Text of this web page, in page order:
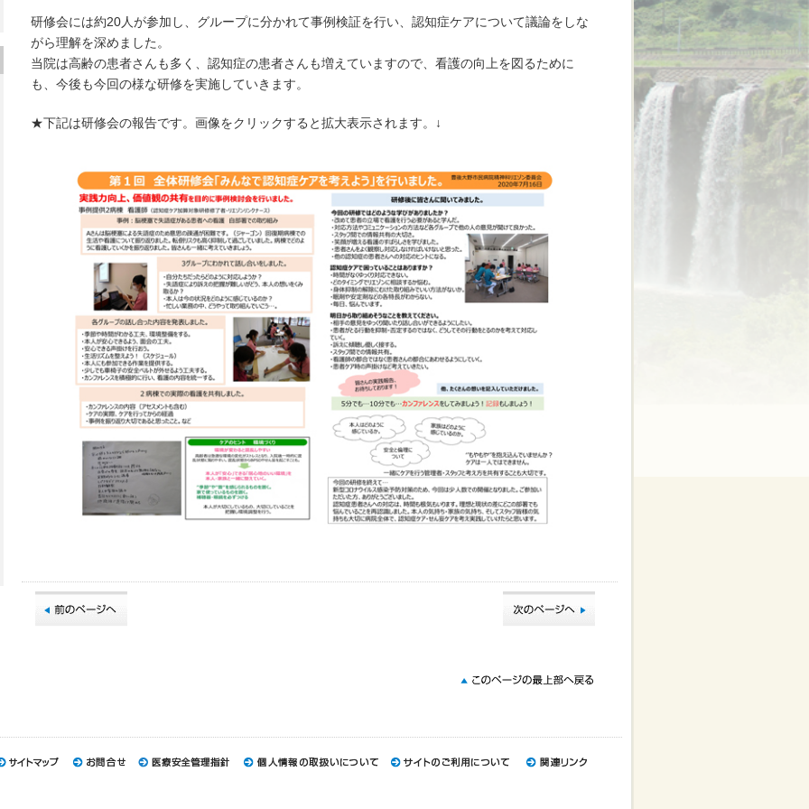
研修会には約20人が参加し、グループに分かれて事例検証を行い、認知症ケアについて議論をしな
がら理解を深めました。
当院は高齢の患者さんも多く、認知症の患者さんも増えていますので、看護の向上を図るために
も、今後も今回の様な研修を実施していきます。
★下記は研修会の報告です。画像をクリックすると拡大表示されます。↓